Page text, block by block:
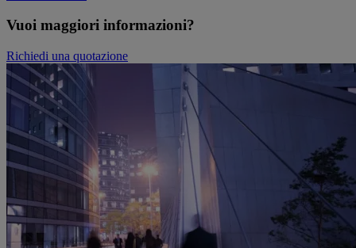
Vuoi maggiori informazioni?
Richiedi una quotazione